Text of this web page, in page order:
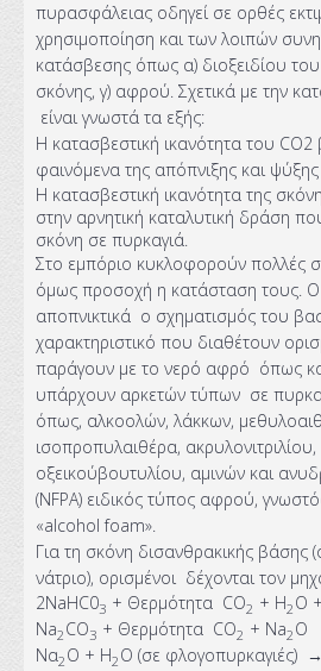
πυρασφάλειας οδηγεί σε ορθές
χρησιμοποίηση και των λοιπών
κατάσβεσης όπως α) διοξειδίου
σκόνης, γ) αφρού. Σχετικά με την
είναι γνωστά τα εξής:
Η κατασβεστική ικανότητα του CO2
φαινόμενα της απόπνιξης και
Η κατασβεστική ικανότητα της
στην αρνητική καταλυτική δράση
σκόνη σε πυρκαγιά.
Στο εμπόριο κυκλοφορούν πολλές
όμως προσοχή η κατάσταση τους.
αποπνικτικά ο σχηματισμός του
χαρακτηριστικό που διαθέτουν
παράγουν με το νερό αφρό όπως
υπάρχουν αρκετών τύπων σε
όπως, αλκοολών, λάκκων,
ισοπροπυλαιθέρα,
οξεικούβουτυλίου, αμινών και
(NFPA) ειδικός τύπος αφρού,
«alcohol foam».
Για τη σκόνη δισανθρακικής βάσης
νάτριο), ορισμένοι δέχονται τον
2NaHC03 + Θερμότητα CO2 + Η2 Ο
Na2 CO3 + Θερμότητα CO2 + Na2 O
Να2 Ο + Η2 Ο (σε φλογοπυρκαγιές)